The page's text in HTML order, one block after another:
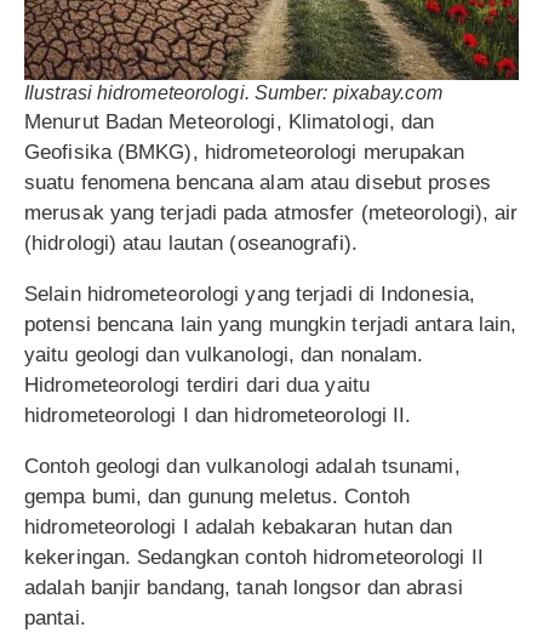
Ilustrasi hidrometeorologi. Sumber: pixabay.com
Menurut Badan Meteorologi, Klimatologi, dan
Geofisika (BMKG), hidrometeorologi merupakan
suatu fenomena bencana alam atau disebut proses
merusak yang terjadi pada atmosfer (meteorologi), air
(hidrologi) atau lautan (oseanografi).
Selain hidrometeorologi yang terjadi di Indonesia,
potensi bencana lain yang mungkin terjadi antara lain,
yaitu geologi dan vulkanologi, dan nonalam.
Hidrometeorologi terdiri dari dua yaitu
hidrometeorologi I dan hidrometeorologi II.
Contoh geologi dan vulkanologi adalah tsunami,
gempa bumi, dan gunung meletus. Contoh
hidrometeorologi I adalah kebakaran hutan dan
kekeringan. Sedangkan contoh hidrometeorologi II
adalah banjir bandang, tanah longsor dan abrasi
pantai.